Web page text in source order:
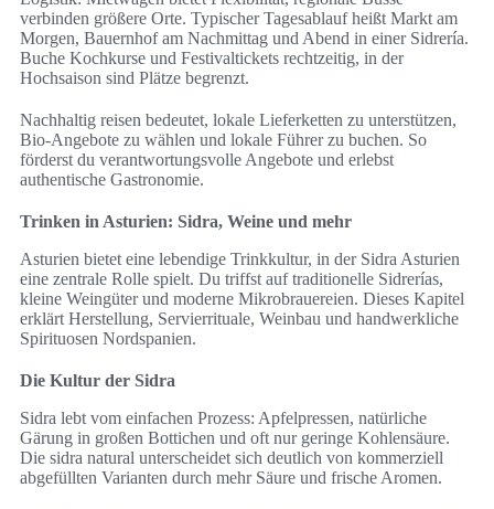
verbinden größere Orte. Typischer Tagesablauf heißt Markt am
Morgen, Bauernhof am Nachmittag und Abend in einer Sidrería.
Buche Kochkurse und Festivaltickets rechtzeitig, in der
Hochsaison sind Plätze begrenzt.
Nachhaltig reisen bedeutet, lokale Lieferketten zu unterstützen,
Bio-Angebote zu wählen und lokale Führer zu buchen. So
förderst du verantwortungsvolle Angebote und erlebst
authentische Gastronomie.
Trinken in Asturien: Sidra, Weine und mehr
Asturien bietet eine lebendige Trinkkultur, in der Sidra Asturien
eine zentrale Rolle spielt. Du triffst auf traditionelle Sidrerías,
kleine Weingüter und moderne Mikrobrauereien. Dieses Kapitel
erklärt Herstellung, Servierrituale, Weinbau und handwerkliche
Spirituosen Nordspanien.
Die Kultur der Sidra
Sidra lebt vom einfachen Prozess: Apfelpressen, natürliche
Gärung in großen Bottichen und oft nur geringe Kohlensäure.
Die sidra natural unterscheidet sich deutlich von kommerziell
abgefüllten Varianten durch mehr Säure und frische Aromen.